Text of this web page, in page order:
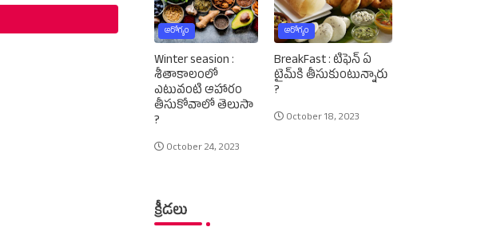
ఆరోగ్యం
Winter seasion :
శీతాకాలంలో
ఎటువంటి ఆహారం
తీసుకోవాలో తెలుసా
?
October 24, 2023
ఆరోగ్యం
BreakFast : టిఫెన్‌ ఏ
టైమ్‌కి తీసుకుంటున్నారు
?
October 18, 2023
క్రీడలు